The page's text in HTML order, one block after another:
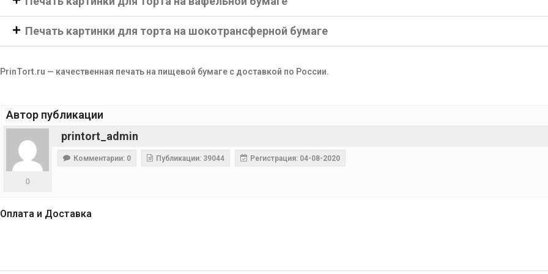
Печать картинки для торта на шокотрансферной бумаге
PrinTort.ru — качественная печать на пищевой бумаге с доставкой по России.
Автор публикации
printort_admin
0
Комментарии: 0 Публикации: 39044 Регистрация: 04-08-2020
Оплата и Доставка